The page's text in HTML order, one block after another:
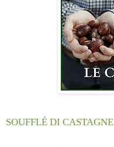
SOUFFLÉ DI CASTAGNE